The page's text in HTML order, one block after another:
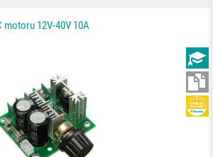
motoru 12V-40V 10A